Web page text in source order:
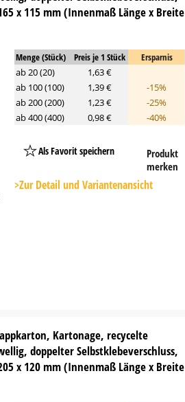
x 115 mm (Innenmaß Länge x Breite
Menge (Stück) Preis je 1 Stück
Ersparnis
ab 20 (20)
1,63 €
ab 100 (100)
1,39 €
-15%
ab 200 (200)
1,23 €
-25%
ab 400 (400)
0,98 € -40%
Als Favorit speichern
Button
Produkt
merken
>Zur Detail und Variantenansicht
Kartonage, recycelte
doppelter Selbstklebeverschluss,
x 120 mm (Innenmaß Länge x Breite